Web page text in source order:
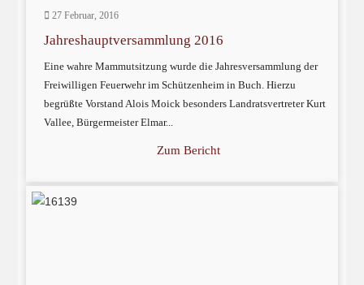
27 Februar, 2016
Jahreshauptversammlung 2016
Eine wahre Mammutsitzung wurde die Jahresversammlung der
Freiwilligen Feuerwehr im Schützenheim in Buch. Hierzu
begrüßte Vorstand Alois Moick besonders Landratsvertreter Kurt
Vallee, Bürgermeister Elmar...
Zum Bericht